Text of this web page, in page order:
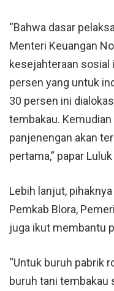
“Bahwa dasar
Menteri Keuangan
kesejahteraan sosial
persen yang untuk
30 persen ini
tembakau. Kemudian
panjenengan akan
pertama,” papar Luluk
Lebih lanjut,
Pemkab Blora,
juga ikut membantu
“Untuk buruh pabrik
buruh tani tembakau